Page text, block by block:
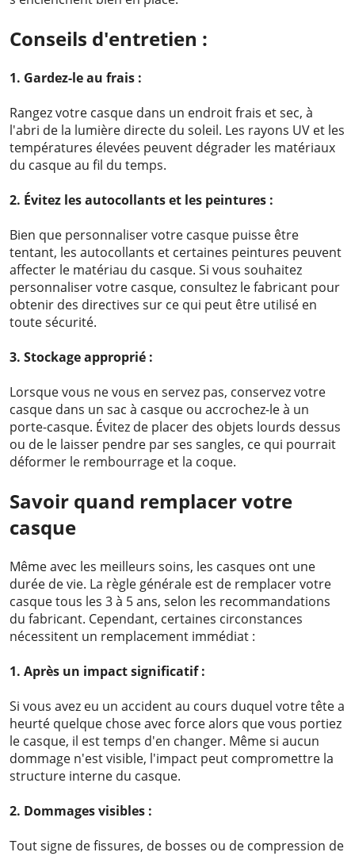
Conseils d'entretien :
1. Gardez-le au frais :
Rangez votre casque dans un endroit frais et sec, à
l'abri de la lumière directe du soleil. Les rayons UV et les
températures élevées peuvent dégrader les matériaux
du casque au fil du temps.
2. Évitez les autocollants et les peintures :
Bien que personnaliser votre casque puisse être
tentant, les autocollants et certaines peintures peuvent
affecter le matériau du casque. Si vous souhaitez
personnaliser votre casque, consultez le fabricant pour
obtenir des directives sur ce qui peut être utilisé en
toute sécurité.
3. Stockage approprié :
Lorsque vous ne vous en servez pas, conservez votre
casque dans un sac à casque ou accrochez-le à un
porte-casque. Évitez de placer des objets lourds dessus
ou de le laisser pendre par ses sangles, ce qui pourrait
déformer le rembourrage et la coque.
Savoir quand remplacer votre
casque
Même avec les meilleurs soins, les casques ont une
durée de vie. La règle générale est de remplacer votre
casque tous les 3 à 5 ans, selon les recommandations
du fabricant. Cependant, certaines circonstances
nécessitent un remplacement immédiat :
1. Après un impact significatif :
Si vous avez eu un accident au cours duquel votre tête a
heurté quelque chose avec force alors que vous portiez
le casque, il est temps d'en changer. Même si aucun
dommage n'est visible, l'impact peut compromettre la
structure interne du casque.
2. Dommages visibles :
Tout signe de fissures, de bosses ou de compression de